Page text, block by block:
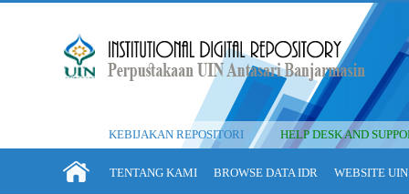
KEBIJAKAN REPOSITORI HELP DESK AND
TENTANG KAMI BROWSE DATA IDR WEBSITE